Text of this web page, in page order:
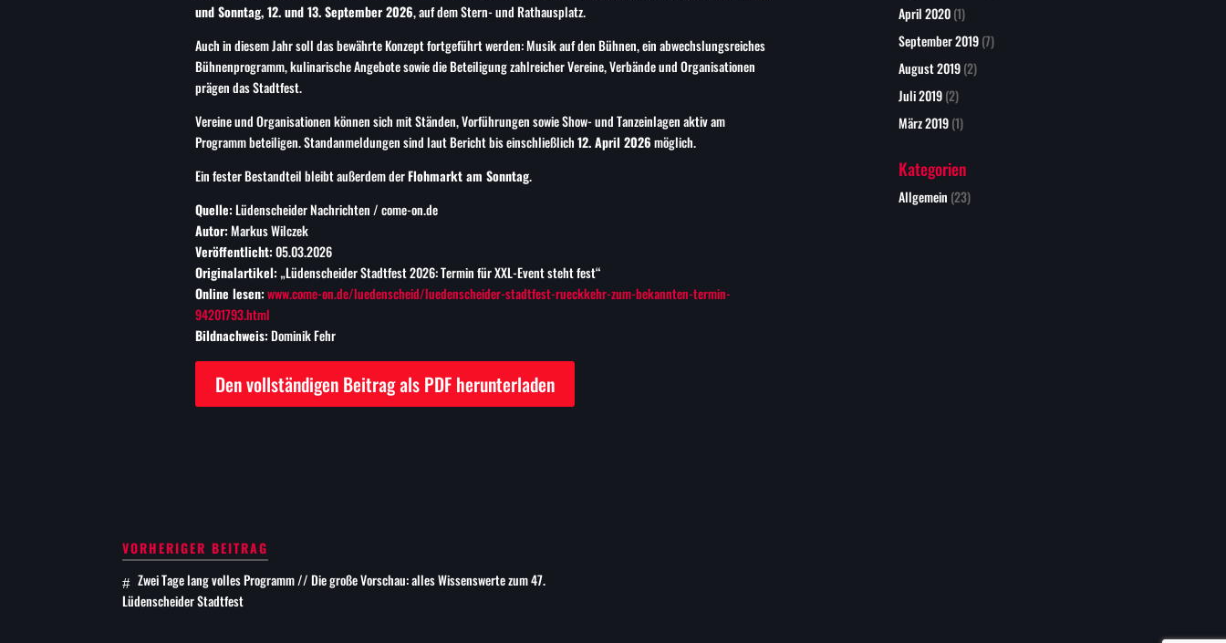
und Sonntag, 12. und 13. September 2026, auf dem Stern- und Rathausplatz.
Auch in diesem Jahr soll das bewährte Konzept fortgeführt werden: Musik auf den Bühnen, ein abwechslungsreiches
Bühnenprogramm, kulinarische Angebote sowie die Beteiligung zahlreicher Vereine, Verbände und Organisationen
prägen das Stadtfest.
Vereine und Organisationen können sich mit Ständen, Vorführungen sowie Show- und Tanzeinlagen aktiv am
Programm beteiligen. Standanmeldungen sind laut Bericht bis einschließlich12. April 2026möglich.
Ein fester Bestandteil bleibt außerdem derFlohmarkt am Sonntag.
Quelle:Lüdenscheider Nachrichten / come-on.de
Autor:Markus Wilczek
Veröffentlicht:05.03.2026
Originalartikel:„Lüdenscheider Stadtfest 2026: Termin für XXL-Event steht fest“
Online lesen:www.come-on.de/luedenscheid/luedenscheider-stadtfest-rueckkehr-zum-bekannten-termin-
94201793.html
Bildnachweis:Dominik Fehr
Den vollständigen Beitrag als PDF herunterladen
April 2020(1)
September 2019(7)
August 2019(2)
Juli 2019(2)
März 2019(1)
Kategorien
Allgemein (23)
VORHERIGER BEITRAG
Zwei Tage lang volles Programm // Die große Vorschau: alles Wissenswerte zum 47.
Lüdenscheider Stadtfest